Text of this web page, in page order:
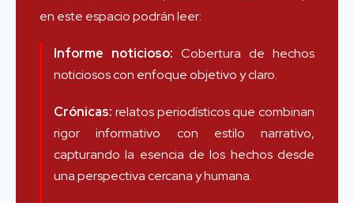
en este espacio podrán leer:
Informe noticioso: Cobertura de hechos
noticiosos con enfoque objetivo y claro.
Crónicas: relatos periodísticos que combinan
rigor informativo con estilo narrativo,
capturando la esencia de los hechos desde
una perspectiva cercana y humana.